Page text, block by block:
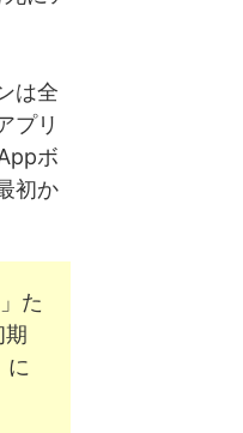
は全
プリ
ボ
初か
た
期
に